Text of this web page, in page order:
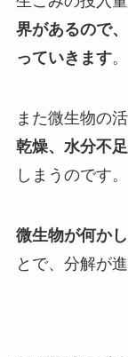
界があるので
っていきます。
また微生物の
乾燥、水分不足
しまうのです。
微生物が何か
とで、分解が